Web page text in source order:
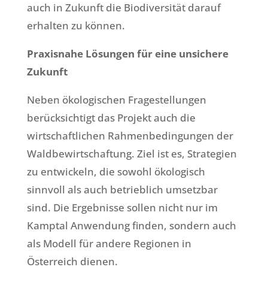
auch in Zukunft die Biodiversität darauf
erhalten zu können.
Praxisnahe Lösungen für eine unsichere
Zukunft
Neben ökologischen Fragestellungen
berücksichtigt das Projekt auch die
wirtschaftlichen Rahmenbedingungen der
Waldbewirtschaftung. Ziel ist es, Strategien
zu entwickeln, die sowohl ökologisch
sinnvoll als auch betrieblich umsetzbar
sind. Die Ergebnisse sollen nicht nur im
Kamptal Anwendung finden, sondern auch
als Modell für andere Regionen in
Österreich dienen.